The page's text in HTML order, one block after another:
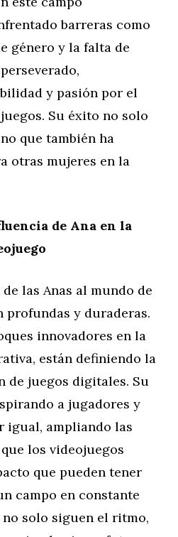
barreras como
género y la falta de
y pasión por el
Su éxito no solo
que también ha
otras mujeres en la
de Ana en la
las Anas al mundo de
profundas y duraderas.
innovadores en la
están definiendo la
de juegos digitales. Su
a jugadores y
igual, ampliando las
los videojuegos
que pueden tener
campo en constante
solo siguen el ritmo,